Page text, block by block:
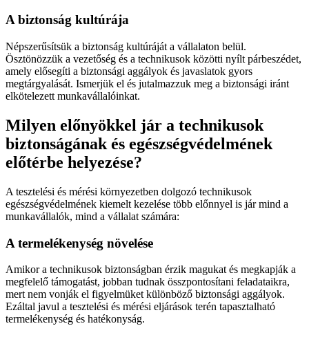
A biztonság kultúrája
Népszerűsítsük a biztonság kultúráját a vállalaton belül.
Ösztönözzük a vezetőség és a technikusok közötti nyílt párbeszédet,
amely elősegíti a biztonsági aggályok és javaslatok gyors
megtárgyalását. Ismerjük el és jutalmazzuk meg a biztonsági iránt
elkötelezett munkavállalóinkat.
Milyen előnyökkel jár a technikusok
biztonságának és egészségvédelmének
előtérbe helyezése?
A tesztelési és mérési környezetben dolgozó technikusok
egészségvédelmének kiemelt kezelése több előnnyel is jár mind a
munkavállalók, mind a vállalat számára:
A termelékenység növelése
Amikor a technikusok biztonságban érzik magukat és megkapják a
megfelelő támogatást, jobban tudnak összpontosítani feladataikra,
mert nem vonják el figyelmüket különböző biztonsági aggályok.
Ezáltal javul a tesztelési és mérési eljárások terén tapasztalható
termelékenység és hatékonyság.